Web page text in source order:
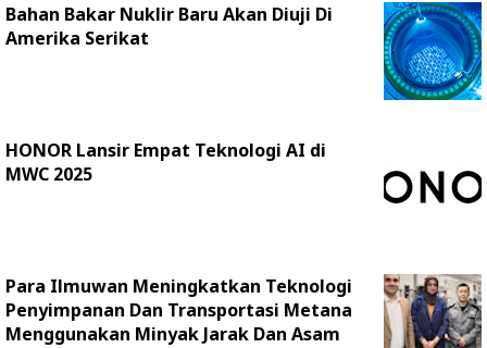
Bahan Bakar Nuklir Baru Akan Diuji Di
Amerika Serikat
HONOR Lansir Empat Teknologi AI di
MWC 2025
Para Ilmuwan Meningkatkan Teknologi
Penyimpanan Dan Transportasi Metana
Menggunakan Minyak Jarak Dan Asam